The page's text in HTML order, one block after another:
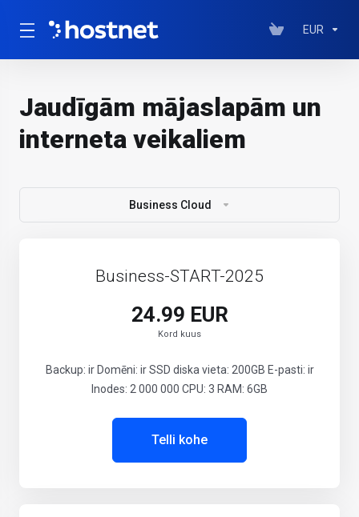
EUR
Jaudīgām mājaslapām un
interneta veikaliem
Business Cloud
Business-START-2025
24.99 EUR
Kord kuus
Backup: ir Domēni: ir SSD diska vieta: 200GB E-pasti: ir
Inodes: 2 000 000 CPU: 3 RAM: 6GB
Telli kohe